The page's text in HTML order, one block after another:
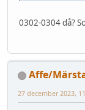
0302-0304 då?
Affe/
27 december 2023,